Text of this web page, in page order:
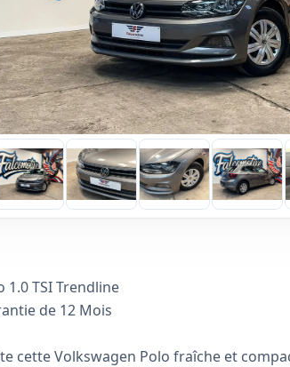
TSI Trendline
de 12 Mois
cette Volkswagen Polo fraîche et